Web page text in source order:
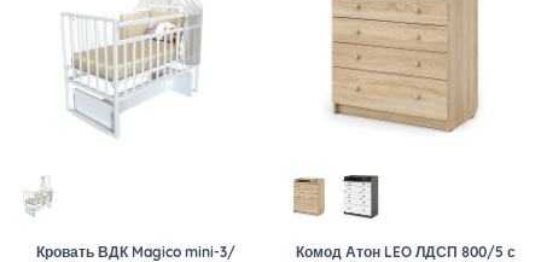
Кровать ВДК Magico mini-3/
Комод Атон LEO ЛДСП 800/5 с